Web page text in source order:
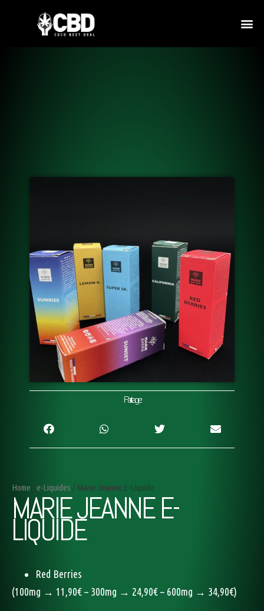
Home /e-Liquides / Marie Jeanne E-Liquide
MARIE JEANNE E-
LIQUIDE
Red Berries
(100mg → 11,90€ – 300mg → 24,90€ – 600mg → 34,90€)
Partage: